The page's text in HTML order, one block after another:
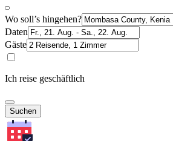
Wo soll’s hingehen?
Daten
Gäste
Ich reise geschäftlich
Suchen